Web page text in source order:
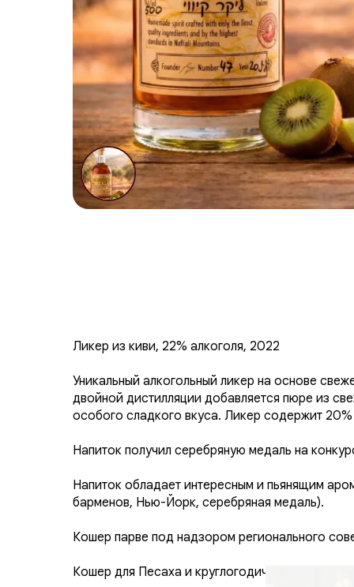
Ликер из киви, 22% алкоголя, 2022
Уникальный алкогольный ликер на основе
двойной дистилляции добавляется пюре из
особого сладкого вкуса. Ликер содержит
Напиток получил серебряную медаль на
Напиток обладает интересным и пьянящим
барменов, Нью-Йорк, серебряная медаль).
Кошер парве под надзором регионального
Кошер для Песаха и круглогодичного